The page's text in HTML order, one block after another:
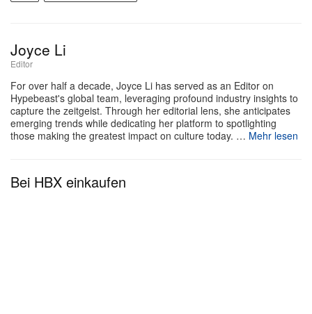
Joyce Li
Editor
For over half a decade, Joyce Li has served as an Editor on
Hypebeast's global team, leveraging profound industry insights to
capture the zeitgeist. Through her editorial lens, she anticipates
emerging trends while dedicating her platform to spotlighting
those making the greatest impact on culture today. … Mehr lesen
Bei HBX einkaufen